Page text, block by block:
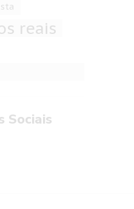
reais
Sociais